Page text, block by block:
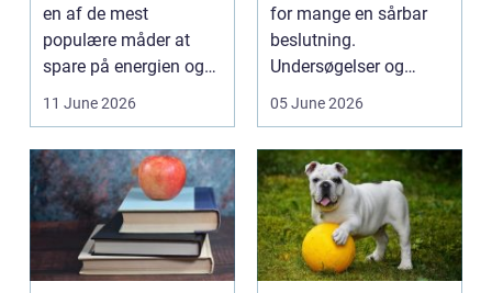
en af de mest
populære måder at
spare på energien og
få et bedre indeklima
11 June 2026
for mange en sårbar
beslutning.
Undersøgelser og
behandlinger foregår i
05 June 2026